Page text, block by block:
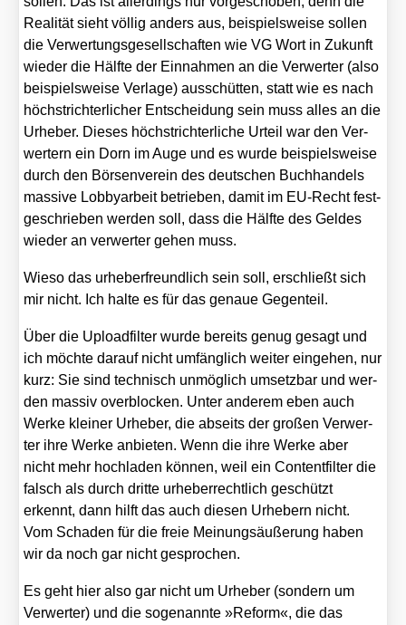
Rea­li­tät sieht völ­lig anders aus, bei­spiels­wei­se sol­len
die Ver­wer­tungs­ge­sell­schaf­ten wie VG Wort in Zukunft
wie­der die Hälf­te der Ein­nah­men an die Ver­wer­ter (also
bei­spiels­wei­se Ver­la­ge) aus­schüt­ten, statt wie es nach
höchst­rich­ter­li­cher Ent­schei­dung sein muss alles an die
Urhe­ber. Die­ses höchst­rich­ter­li­che Urteil war den Ver­
wer­tern ein Dorn im Auge und es wur­de bei­spiels­wei­se
durch den Bör­sen­ver­ein des deut­schen Buch­han­dels
mas­si­ve Lob­by­ar­beit betrie­ben, damit im EU-Recht fest­
ge­schrie­ben wer­den soll, dass die Hälf­te des Gel­des
wie­der an ver­wer­ter gehen muss.
Wie­so das urhe­ber­freund­lich sein soll, erschließt sich
mir nicht. Ich hal­te es für das genaue Gegen­teil.
Über die Upload­fil­ter wur­de bereits genug gesagt und
ich möch­te dar­auf nicht umfäng­lich wei­ter ein­ge­hen, nur
kurz: Sie sind tech­nisch unmög­lich umsetz­bar und wer­
den mas­siv over­blo­cken. Unter ande­rem eben auch
Wer­ke klei­ner Urhe­ber, die abseits der gro­ßen Ver­wer­
ter ihre Wer­ke anbie­ten. Wenn die ihre Wer­ke aber
nicht mehr hoch­la­den kön­nen, weil ein Con­tent­fil­ter die
falsch als durch drit­te urhe­ber­recht­lich geschützt
erkennt, dann hilft das auch die­sen Urhe­bern nicht.
Vom Scha­den für die freie Mei­nungs­äu­ße­rung haben
wir da noch gar nicht gespro­chen.
Es geht hier also gar nicht um Urhe­ber (son­dern um
Ver­wer­ter) und die soge­nann­te »Reform«, die das